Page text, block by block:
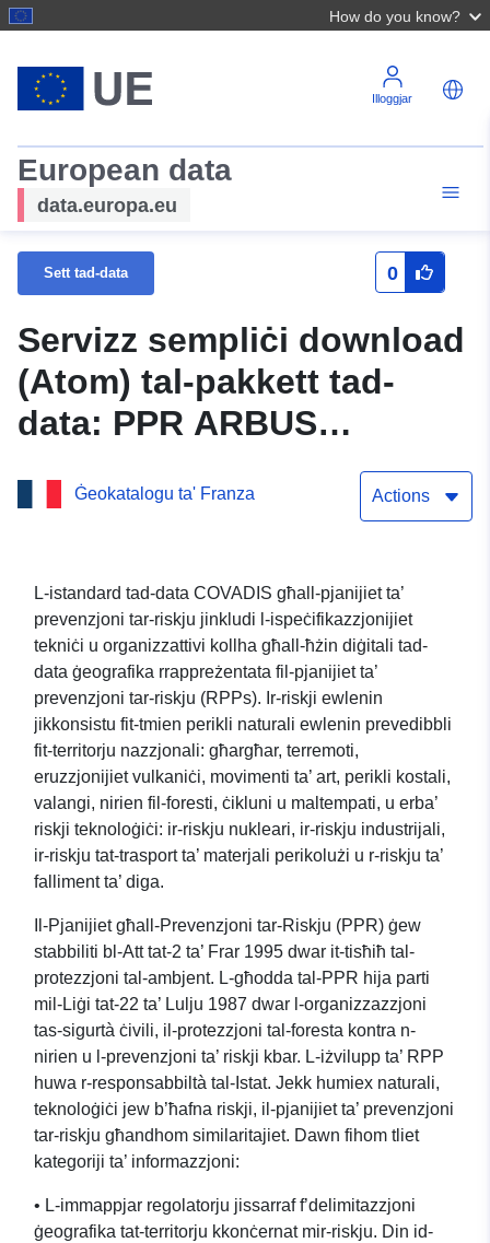
How do you know?
Illoggjar
European data
data.europa.eu
Sett tad-data 0
Servizz sempliċi download
(Atom) tal-pakkett tad-
data: PPR ARBUS
(64DDTM19970002) — Pjan
ta’ prevenzjoni tar-riskju
muniċipalità ta’ Arbus —
64037 — dipartiment ta’
Pyrénées-Atlantiques
Ġeokatalogu ta' Franza Actions
L-istandard tad-data COVADIS għall-pjanijiet ta’
prevenzjoni tar-riskju jinkludi l-ispeċifikazzjonijiet
tekniċi u organizzattivi kollha għall-ħżin diġitali tad-
data ġeografika rrappreżentata fil-pjanijiet ta’
prevenzjoni tar-riskju (RPPs). Ir-riskji ewlenin
jikkonsistu fit-tmien perikli naturali ewlenin prevedibbli
fit-territorju nazzjonali: għargħar, terremoti,
eruzzjonijiet vulkaniċi, movimenti ta’ art, perikli kostali,
valangi, nirien fil-foresti, ċikluni u maltempati, u erba’
riskji teknoloġiċi: ir-riskju nukleari, ir-riskju industrijali,
ir-riskju tat-trasport ta’ materjali perikolużi u r-riskju ta’
falliment ta’ diga.
Il-Pjanijiet għall-Prevenzjoni tar-Riskju (PPR) ġew
stabbiliti bl-Att tat-2 ta’ Frar 1995 dwar it-tisħiħ tal-
protezzjoni tal-ambjent. L-għodda tal-PPR hija parti
mil-Liġi tat-22 ta’ Lulju 1987 dwar l-organizzazzjoni
tas-sigurtà ċivili, il-protezzjoni tal-foresta kontra n-
nirien u l-prevenzjoni ta’ riskji kbar. L-iżvilupp ta’ RPP
huwa r-responsabbiltà tal-Istat. Jekk humiex naturali,
teknoloġiċi jew b’ħafna riskji, il-pjanijiet ta’ prevenzjoni
tar-riskju għandhom similaritajiet. Dawn fihom tliet
kategoriji ta’ informazzjoni:
• L-immappjar regolatorju jissarraf f’delimitazzjoni
ġeografika tat-territorju kkonċernat mir-riskju. Din id-